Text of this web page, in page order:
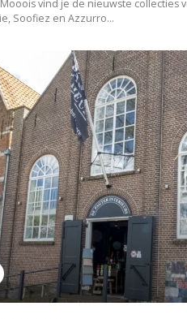
vind je de nieuwste collecties
Soofiez en Azzurro...